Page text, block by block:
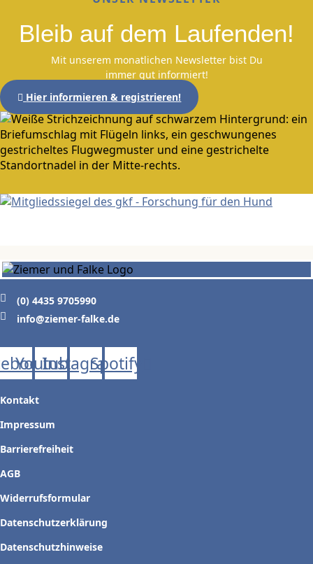
Bleib auf dem Laufenden!
Mit unserem monatlichen Newsletter bist Du
immer gut informiert!
Hier informieren & registrieren!
(0) 4435 9705990
info@ziemer-falke.de
Youtube
Instagram
Spotify
Kontakt
Impressum
Barrierefreiheit
AGB
Widerrufsformular
Datenschutzerklärung
Datenschutzhinweise